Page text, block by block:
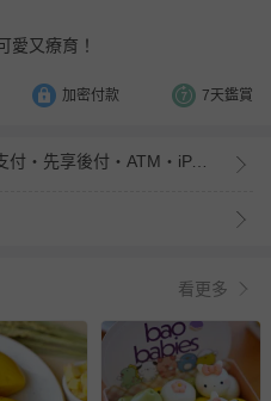
愛又療育！
加密付款 7天鑑賞
信用卡・LINE Pay・街口支付・先享後付・ATM・iPASS MONEY
看更多